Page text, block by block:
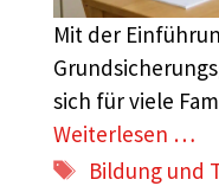
Mit der
sich für viele
Weiterlesen …
Schlagwörter
Bildung und